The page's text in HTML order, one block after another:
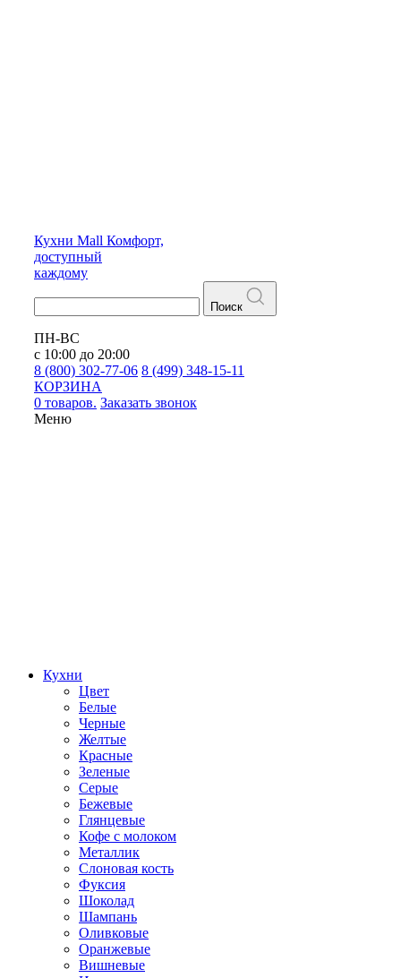
Кухни Mall Комфорт,
доступный
каждому
Поиск
ПН-ВС
с 10:00 до 20:00
8 (800) 302-77-06 8 (499) 348-15-11
КОРЗИНА
0 товаров. Заказать звонок
Меню
Кухни
Цвет
Белые
Черные
Желтые
Красные
Зеленые
Серые
Бежевые
Глянцевые
Кофе с молоком
Металлик
Слоновая кость
Фуксия
Шоколад
Шампань
Оливковые
Оранжевые
Вишневые